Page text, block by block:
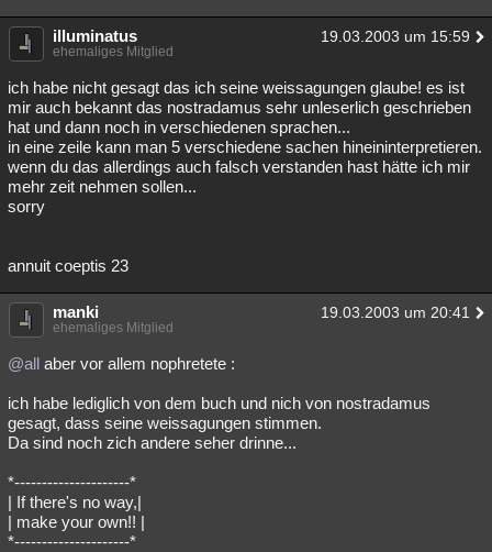
illuminatus 19.03.2003 um 15:59
ehemaliges Mitglied
ich habe nicht gesagt das ich seine weissagungen glaube! es ist
mir auch bekannt das nostradamus sehr unleserlich geschrieben
hat und dann noch in verschiedenen sprachen...
in eine zeile kann man 5 verschiedene sachen hineininterpretieren.
wenn du das allerdings auch falsch verstanden hast hätte ich mir
mehr zeit nehmen sollen...
sorry
annuit coeptis 23
manki 19.03.2003 um 20:41
ehemaliges Mitglied
@all aber vor allem nophretete :
ich habe lediglich von dem buch und nich von nostradamus
gesagt, dass seine weissagungen stimmen.
Da sind noch zich andere seher drinne...
*---------------------*
| If there's no way,|
| make your own!! |
*---------------------*